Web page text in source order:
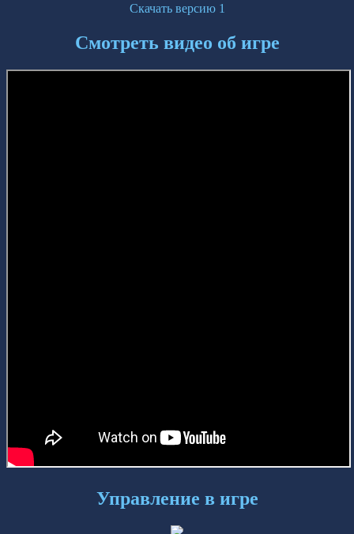
Скачать версию 1
Смотреть видео об игре
Управление в игре